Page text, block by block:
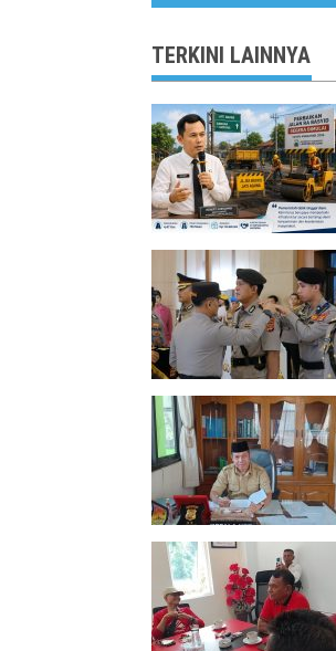
TERKINI LAINNYA